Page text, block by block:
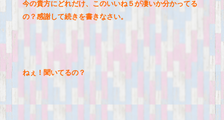
今の貴方にどれだけ、このいいね５が凄いか分かってる
の？感謝して続きを書きなさい。
ねぇ！聞いてるの？